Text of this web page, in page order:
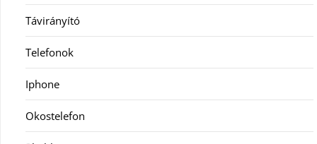
Távirányító
Telefonok
Iphone
Okostelefon